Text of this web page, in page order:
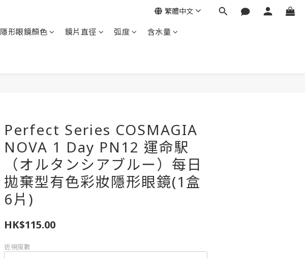
隱形眼鏡顏色 鏡片直徑 弧度 含水量
繁體中文
Perfect Series COSMAGIA
NOVA 1 Day PN12 運命駅
（オルタンシアブルー）每日
拋棄型有色彩妝隱形眼鏡(1盒
6片)
HK$115.00
近視度數